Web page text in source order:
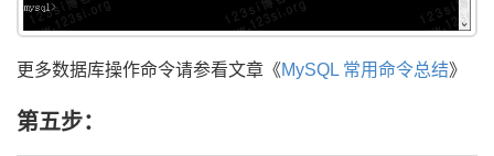
更多数据库操作命令请参看文章《MySQL 常用命令总结》
第五步：